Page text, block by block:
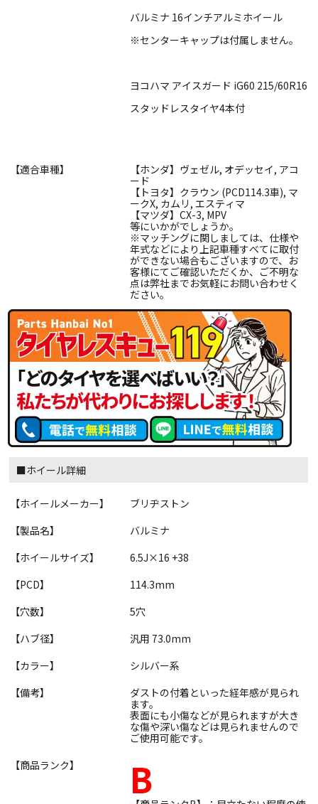
バルミナ 16インチアルミホイール
※センターキャップは付属しません。
ヨコハマ アイスガード iG60 215/60R16
スタッドレスタイヤ4本付
【適合車種】
【ホンダ】ヴェゼル, オデッセイ, アコ
ード
【トヨタ】クラウン (PCD114.3車), マ
ークX, カムリ, エスティマ
【マツダ】CX-3, MPV
等にいかがでしょうか。
※マッチングに関しましては、仕様や
年式などにより上記車種すべてに取付
ができない場合もございますので、お
客様にてご確認いただくか、ご不明な
点は弊社までお気軽にお問い合わせく
ださい。
■ホイール詳細
【ホイールメーカー】
ブリヂストン
【製品名】
バルミナ
【ホイールサイズ】
6.5J×16 +38
【PCD】
114.3mm
【穴数】
5穴
【ハブ径】
汎用 73.0mm
【カラー】
シルバー系
【備考】
ダストの付着といった経年感が見られ
ます。
表面にも小傷などが見られますが大き
な傷や深い傷などは見られませんので
ご使用可能です。
【商品ランク】
B